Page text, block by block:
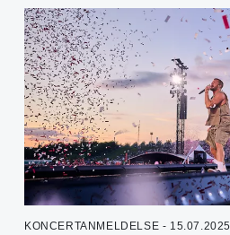
KONCERTANMELDELSE - 15.07.2025